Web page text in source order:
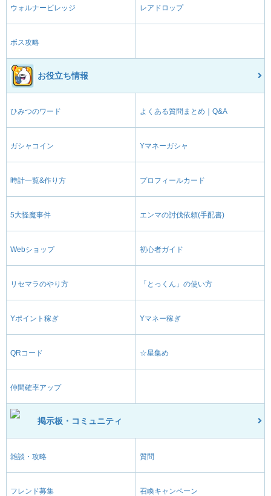
ウォルナービレッジ レアドロップ
ボス攻略
お役立ち情報
ひみつのワード よくある質問まとめ｜Q&A
ガシャコイン Yマネーガシャ
時計一覧&作り方 プロフィールカード
5大怪魔事件 エンマの討伐依頼(手配書)
Webショップ 初心者ガイド
リセマラのやり方 「とっくん」の使い方
Yポイント稼ぎ Yマネー稼ぎ
QRコード ☆星集め
仲間確率アップ
掲示板・コミュニティ
雑談・攻略 質問
フレンド募集 召喚キャンペーン